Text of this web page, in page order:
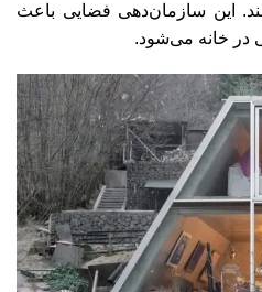
این سازمان‌دهی فضایی باعث
در خانه می‌شود.